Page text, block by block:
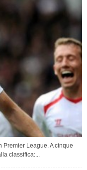
Premier League. A cinque
classifica:...